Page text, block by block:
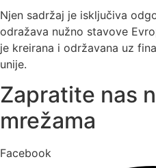
Njen sadržaj je isključiva
odražava nužno stavove
je kreirana i održavana uz
unije.
Zapratite nas
mrežama
Facebook